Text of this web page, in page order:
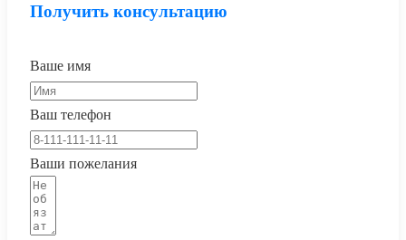
Получить консультацию
Ваше имя
Ваш телефон
Ваши пожелания